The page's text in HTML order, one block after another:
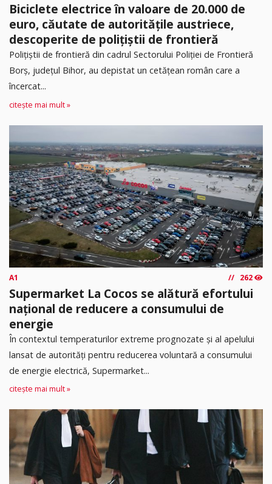
Biciclete electrice în valoare de 20.000 de
euro, căutate de autoritățile austriece,
descoperite de polițiștii de frontieră
Poliţiştii de frontieră din cadrul Sectorului Poliției de Frontieră
Borș, județul Bihor, au depistat un cetățean român care a
încercat...
citește mai mult »
A1 262
Supermarket La Cocos se alătură efortului
național de reducere a consumului de
energie
În contextul temperaturilor extreme prognozate și al apelului
lansat de autorități pentru reducerea voluntară a consumului
de energie electrică, Supermarket...
citește mai mult »